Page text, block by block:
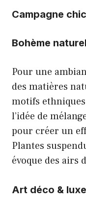
Campagne chic
Bohème naturel
Pour une
des matières
motifs
l’idée de
pour créer un
Plantes
évoque des
Art déco &